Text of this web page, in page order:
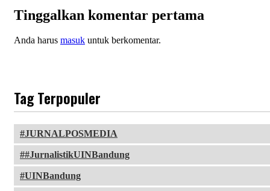
Tinggalkan komentar pertama
Anda harus masuk untuk berkomentar.
Tag Terpopuler
JURNALPOSMEDIA
#JurnalistikUINBandung
UINBandung